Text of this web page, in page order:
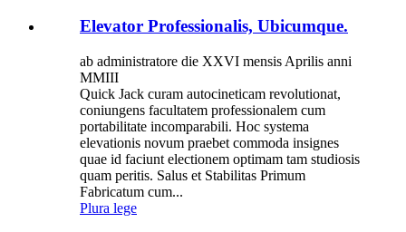
Elevator Professionalis, Ubicumque.
ab administratore die XXVI mensis Aprilis anni
MMIII
Quick Jack curam autocineticam revolutionat,
coniungens facultatem professionalem cum
portabilitate incomparabili. Hoc systema
elevationis novum praebet commoda insignes
quae id faciunt electionem optimam tam studiosis
quam peritis. Salus et Stabilitas Primum
Fabricatum cum...
Plura lege